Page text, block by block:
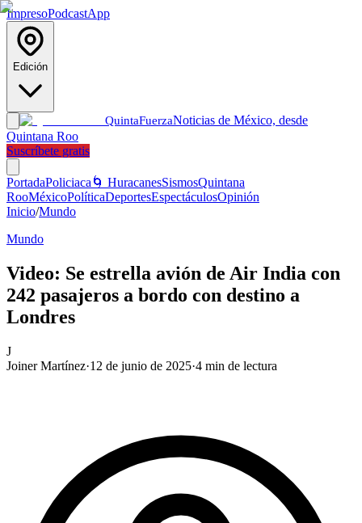
ImpresoPodcastApp
Edición
QuintaFuerzaNoticias de México, desde
Quintana Roo
Suscríbete gratis
PortadaPoliciaca 🌀 HuracanesSismosQuintana
RooMéxicoPolíticaDeportesEspectáculosOpinión
Inicio/Mundo
Mundo
Video: Se estrella avión de Air India con
242 pasajeros a bordo con destino a
Londres
J
Joiner Martínez·12 de junio de 2025·4 min de lectura